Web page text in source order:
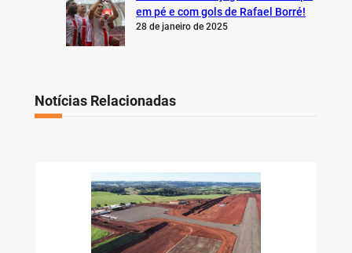
em pé e com gols de Rafael Borré!
28 de janeiro de 2025
Notícias Relacionadas